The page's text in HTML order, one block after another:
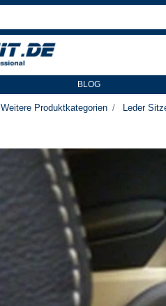
BLOG
Weitere Produktkategorien Leder